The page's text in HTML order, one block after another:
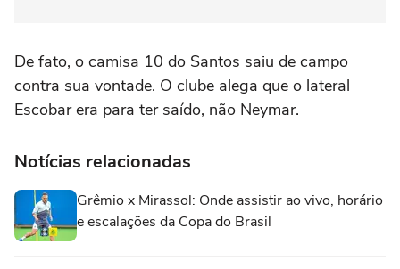
De fato, o camisa 10 do Santos saiu de campo
contra sua vontade. O clube alega que o lateral
Escobar era para ter saído, não Neymar.
Notícias relacionadas
Grêmio x Mirassol: Onde assistir ao vivo, horário
e escalações da Copa do Brasil